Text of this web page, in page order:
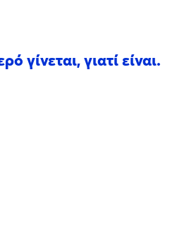
γίνεται, γιατί είναι.